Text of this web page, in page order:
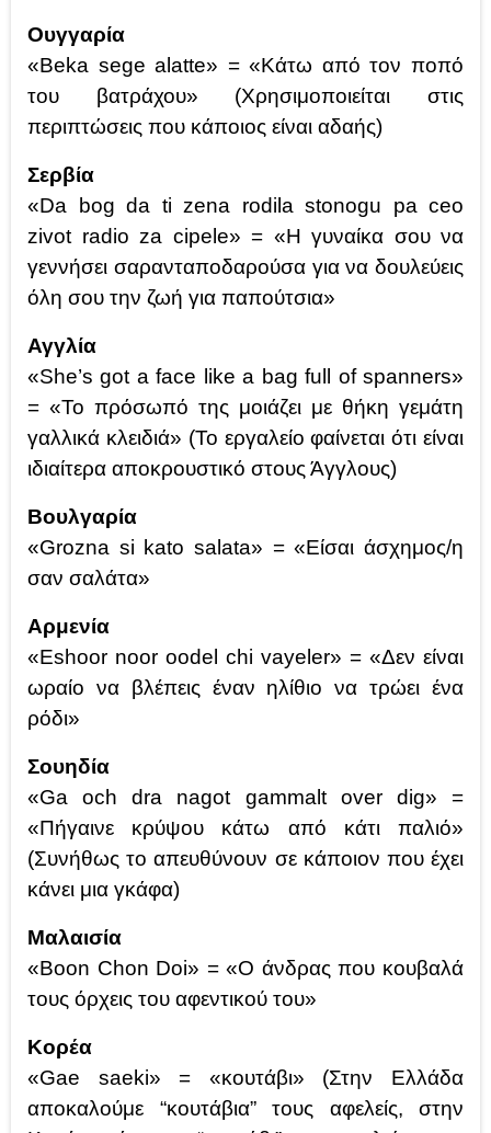
Ουγγαρία
«Beka sege alatte» = «Κάτω από τον ποπό
του βατράχου» (Χρησιμοποιείται στις
περιπτώσεις που κάποιος είναι αδαής)
Σερβία
«Da bog da ti zena rodila stonogu pa ceo
zivot radio za cipele» = «Η γυναίκα σου να
γεννήσει σαρανταποδαρούσα για να δουλεύεις
όλη σου την ζωή για παπούτσια»
Αγγλία
«She’s got a face like a bag full of spanners»
= «Το πρόσωπό της μοιάζει με θήκη γεμάτη
γαλλικά κλειδιά» (Το εργαλείο φαίνεται ότι είναι
ιδιαίτερα αποκρουστικό στους Άγγλους)
Βουλγαρία
«Grozna si kato salata» = «Είσαι άσχημος/η
σαν σαλάτα»
Αρμενία
«Eshoor noor oodel chi vayeler» = «Δεν είναι
ωραίο να βλέπεις έναν ηλίθιο να τρώει ένα
ρόδι»
Σουηδία
«Ga och dra nagot gammalt over dig» =
«Πήγαινε κρύψου κάτω από κάτι παλιό»
(Συνήθως το απευθύνουν σε κάποιον που έχει
κάνει μια γκάφα)
Μαλαισία
«Boon Chon Doi» = «Ο άνδρας που κουβαλά
τους όρχεις του αφεντικού του»
Κορέα
«Gae saeki» = «κουτάβι» (Στην Ελλάδα
αποκαλούμε “κουτάβια” τους αφελείς, στην